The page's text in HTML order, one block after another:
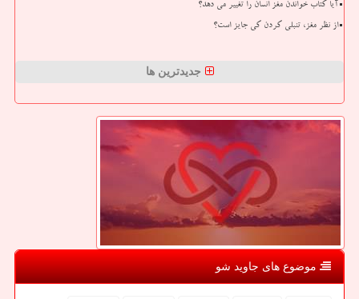
آیا کتاب خواندن مغز انسان را تغییر می دهد؟
از نظر مغز، تنبلی کردن کی جایز است؟
جدیدترین ها
موضوع های جاوید شو